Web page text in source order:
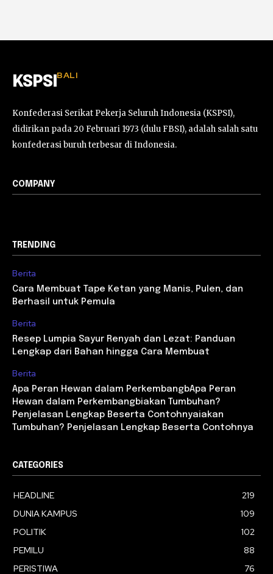
KSPSI BALI
Konfederasi Serikat Pekerja Seluruh Indonesia (KSPSI),
didirikan pada 20 Februari 1973 (dulu FBSI), adalah salah satu
konfederasi buruh terbesar di Indonesia.
COMPANY
TRENDING
Berita
Cara Membuat Tape Ketan yang Manis, Pulen, dan
Berhasil untuk Pemula
Berita
Resep Lumpia Sayur Renyah dan Lezat: Panduan
Lengkap dari Bahan hingga Cara Membuat
Berita
Apa Peran Hewan dalam PerkembangbApa Peran
Hewan dalam Perkembangbiakan Tumbuhan?
Penjelasan Lengkap Beserta Contohnyaiakan
Tumbuhan? Penjelasan Lengkap Beserta Contohnya
CATEGORIES
HEADLINE
219
DUNIA KAMPUS
109
POLITIK
102
PEMILU
88
PERISTIWA
76